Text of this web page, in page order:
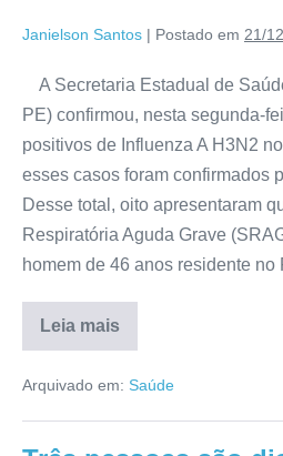
Janielson Santos | Postado em 21/
A Secretaria Estadual de
PE) confirmou, nesta segunda-
positivos de Influenza A H3N2
esses casos foram confirmados
Desse total, oito apresentaram
Respiratória Aguda Grave
homem de 46 anos residente
Leia mais
Arquivado em: Saúde